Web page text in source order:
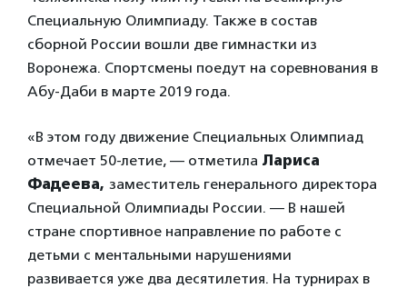
Специальную Олимпиаду. Также в состав
сборной России вошли две гимнастки из
Воронежа. Спортсмены поедут на соревнования в
Абу-Даби в марте 2019 года.
«В этом году движение Специальных Олимпиад
отмечает 50-летие, — отметила Лариса
Фадеева, заместитель генерального директора
Специальной Олимпиады России. — В нашей
стране спортивное направление по работе с
детьми с ментальными нарушениями
развивается уже два десятилетия. На турнирах в